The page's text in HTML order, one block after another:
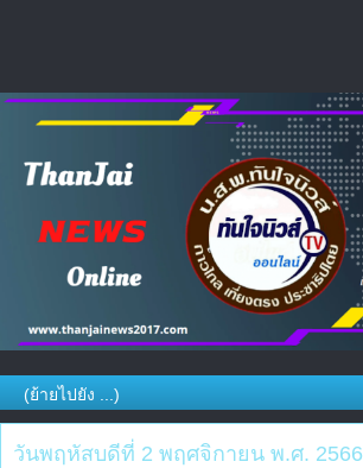
วันพฤหัสบดีที่ 2 พฤศจิกายน พ.ศ. 2566